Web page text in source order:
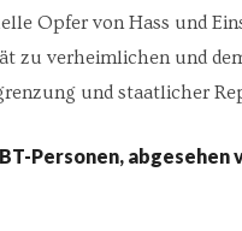
Opfer von Hass und
zu verheimlichen und
und staatlicher
Personen, abgesehen